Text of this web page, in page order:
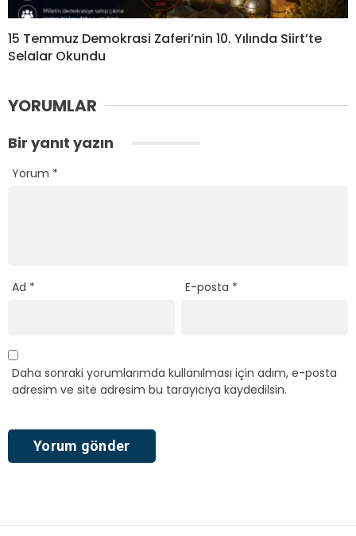
15 Temmuz Demokrasi Zaferi’nin 10. Yılında Siirt’te
Selalar Okundu
YORUMLAR
Bir yanıt yazın
Yorum *
Ad * E-posta *
Daha sonraki yorumlarımda kullanılması için adım, e-posta
adresim ve site adresim bu tarayıcıya kaydedilsin.